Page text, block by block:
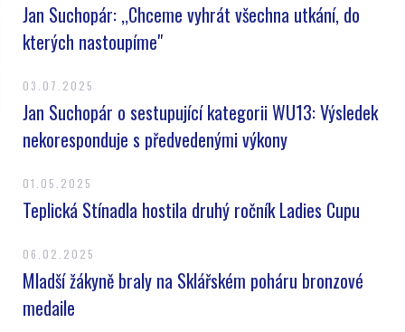
Jan Suchopár: ,,Chceme vyhrát všechna utkání, do
kterých nastoupíme"
03.07.2025
Jan Suchopár o sestupující kategorii WU13: Výsledek
nekoresponduje s předvedenými výkony
01.05.2025
Teplická Stínadla hostila druhý ročník Ladies Cupu
06.02.2025
Mladší žákyně braly na Sklářském poháru bronzové
medaile